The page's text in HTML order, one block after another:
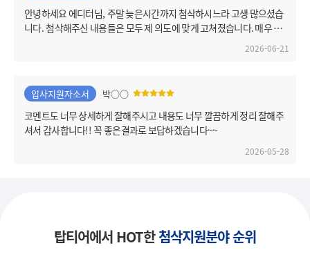
안녕하세요 에디터님, 주말 늦은시간까지 첨삭하시느라 고생 많으셨습
니다. 첨삭해주신 내용들은 모두 제 의도에 맞게 고쳐졌습니다. 매우 만
이번 이직때 큰맘먹고 첨삭 요청드렸어요 이번 이직, 좋은 결과 낼 수 있
2026-06-21
입사지원자소서 박○○
코멘트도 너무 상세하게 잘해주시고 내용도 너무 깔끔하게 정리 잘해주
셔서 감사합니다!! 꼭 좋은결과로 보답하겠습니다~~
2026-05-28
탑티어에서 HOT한첨삭지원분야 순위